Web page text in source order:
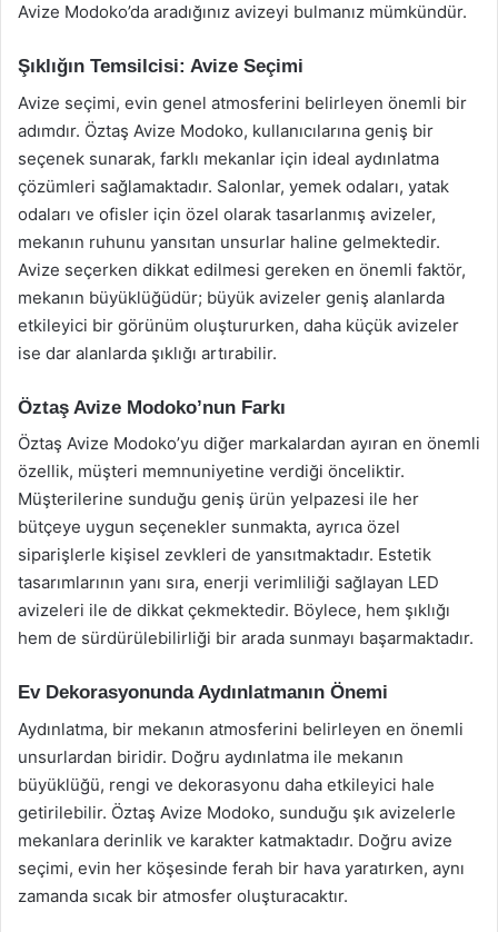
Avize Modoko’da aradığınız avizeyi bulmanız mümkündür.
Şıklığın Temsilcisi: Avize Seçimi
Avize seçimi, evin genel atmosferini belirleyen önemli bir
adımdır. Öztaş Avize Modoko, kullanıcılarına geniş bir
seçenek sunarak, farklı mekanlar için ideal aydınlatma
çözümleri sağlamaktadır. Salonlar, yemek odaları, yatak
odaları ve ofisler için özel olarak tasarlanmış avizeler,
mekanın ruhunu yansıtan unsurlar haline gelmektedir.
Avize seçerken dikkat edilmesi gereken en önemli faktör,
mekanın büyüklüğüdür; büyük avizeler geniş alanlarda
etkileyici bir görünüm oluştururken, daha küçük avizeler
ise dar alanlarda şıklığı artırabilir.
Öztaş Avize Modoko’nun Farkı
Öztaş Avize Modoko’yu diğer markalardan ayıran en önemli
özellik, müşteri memnuniyetine verdiği önceliktir.
Müşterilerine sunduğu geniş ürün yelpazesi ile her
bütçeye uygun seçenekler sunmakta, ayrıca özel
siparişlerle kişisel zevkleri de yansıtmaktadır. Estetik
tasarımlarının yanı sıra, enerji verimliliği sağlayan LED
avizeleri ile de dikkat çekmektedir. Böylece, hem şıklığı
hem de sürdürülebilirliği bir arada sunmayı başarmaktadır.
Ev Dekorasyonunda Aydınlatmanın Önemi
Aydınlatma, bir mekanın atmosferini belirleyen en önemli
unsurlardan biridir. Doğru aydınlatma ile mekanın
büyüklüğü, rengi ve dekorasyonu daha etkileyici hale
getirilebilir. Öztaş Avize Modoko, sunduğu şık avizelerle
mekanlara derinlik ve karakter katmaktadır. Doğru avize
seçimi, evin her köşesinde ferah bir hava yaratırken, aynı
zamanda sıcak bir atmosfer oluşturacaktır.